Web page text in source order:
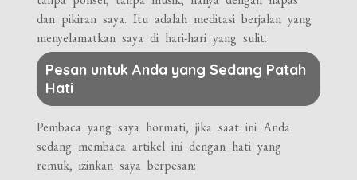
dan pikiran saya. Itu adalah meditasi berjalan yang
menyelamatkan saya di hari-hari yang sulit.
Pesan untuk Anda yang Sedang Patah
Hati
Pembaca yang saya hormati, jika saat ini Anda
sedang membaca artikel ini dengan hati yang
remuk, izinkan saya berpesan: